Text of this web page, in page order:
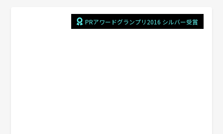
PRアワードグランプリ2016 シルバー受賞